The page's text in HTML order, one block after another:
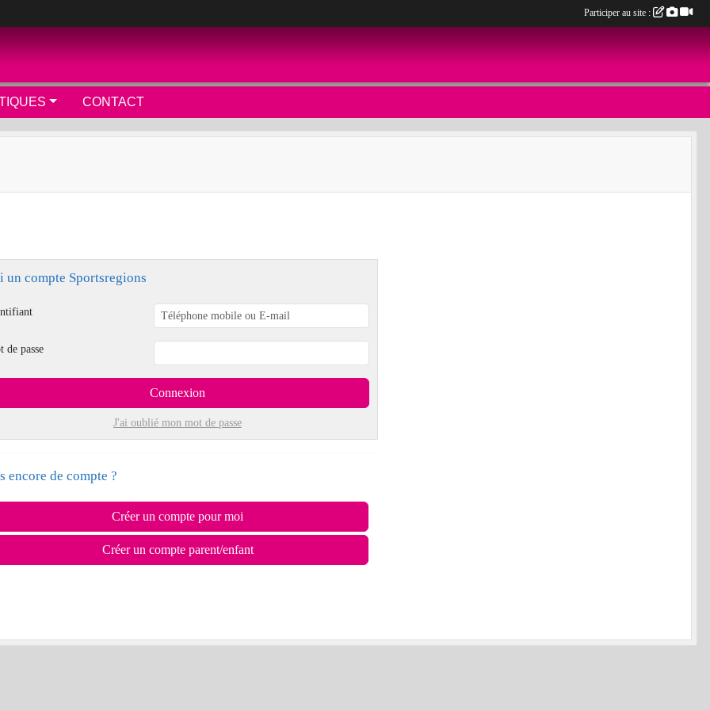
CONTACT
un compte Sportsregions
de passe
Connexion
J'ai oublié mon mot de passe
encore de compte ?
Créer un compte pour moi
Créer un compte parent/enfant
Participer au site :